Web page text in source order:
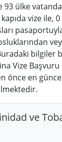
93 ülke
vize ile,
bilgiler
Vize
önce en
ve